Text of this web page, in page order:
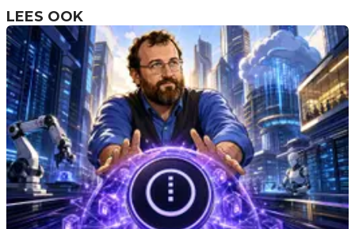
LEES OOK